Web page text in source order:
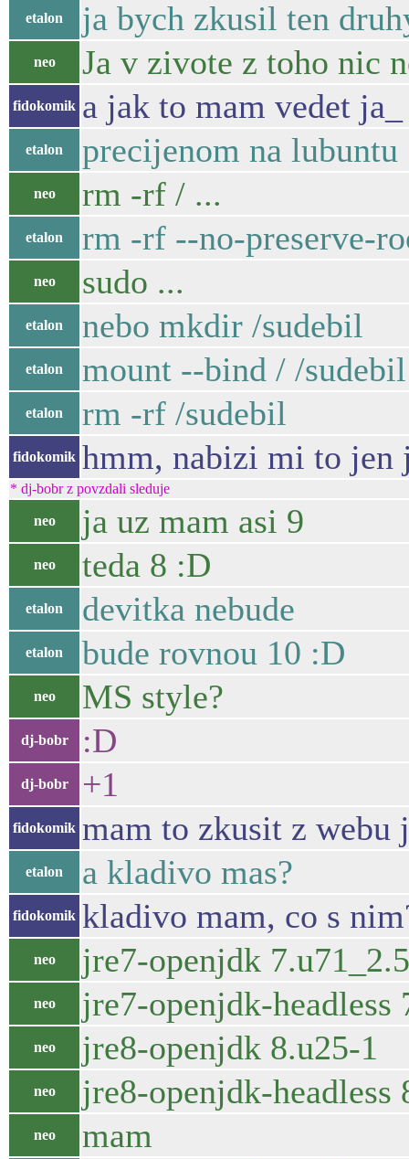
etalon ja bych zkusil ten
neo Ja v zivote z toho nic
fidokomik a jak to mam vedet ja_
etalon precijenom na lubuntu
neo rm -rf / ...
etalon rm -rf --no-preserve-
neo sudo ...
etalon nebo mkdir /sudebil
etalon mount --bind / /sudebil
etalon rm -rf /sudebil
fidokomik hmm, nabizi mi to jen
* dj-bobr z povzdali sleduje
neo ja uz mam asi 9
neo teda 8 :D
etalon devitka nebude
etalon bude rovnou 10 :D
neo MS style?
dj-bobr :D
dj-bobr +1
fidokomik mam to zkusit z webu
etalon a kladivo mas?
fidokomik kladivo mam, co s
neo jre7-openjdk
neo jre7-openjdk-headless
neo jre8-openjdk 8.u25-1
neo jre8-openjdk-headless
neo mam